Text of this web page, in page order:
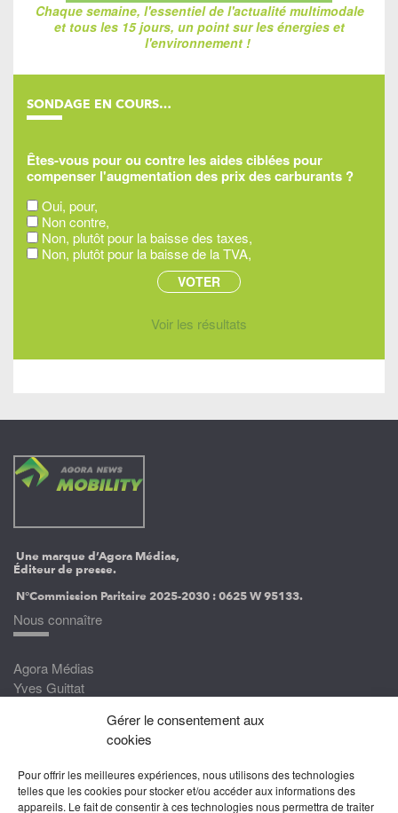
Gérer le consentement aux
cookies
Pour offrir les meilleures expériences, nous utilisons des technologies
telles que les cookies pour stocker et/ou accéder aux informations des
appareils. Le fait de consentir à ces technologies nous permettra de traiter
Chaque semaine, l'essentiel de l'actualité multimodale
et tous les 15 jours, un point sur les énergies et
l'environnement !
SONDAGE EN COURS…
Êtes-vous pour ou contre les aides ciblées pour
compenser l'augmentation des prix des carburants ?
Oui, pour,
Non contre,
Non, plutôt pour la baisse des taxes,
Non, plutôt pour la baisse de la TVA,
Voir les résultats
Une marque d’Agora Médias,
Éditeur de presse.
N°Commission Paritaire 2025-2030 :0625 W 95133.
Nous connaître
Agora Médias
Yves Guittat
Devenez correspondant
Rejoignez nos experts